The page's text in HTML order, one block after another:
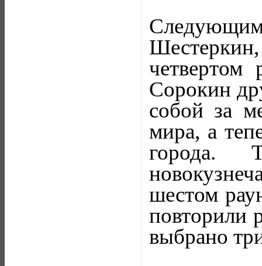
Сорокин
собой за
мира, а
города.
шестом
повторили
выбрано